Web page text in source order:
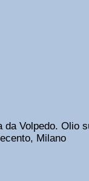
Volpedo. Olio
Milano